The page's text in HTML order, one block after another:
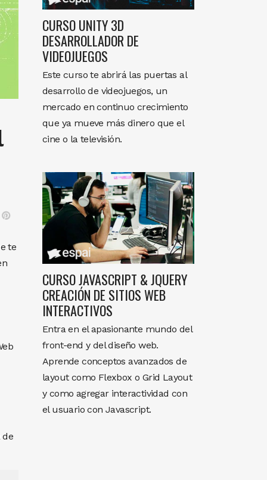
te
de
CURSO UNITY 3D
DESARROLLADOR DE
VIDEOJUEGOS
Este curso te abrirá las puertas al
desarrollo de videojuegos, un
mercado en continuo crecimiento
que ya mueve más dinero que el
cine o la televisión.
CURSO JAVASCRIPT & JQUERY
CREACIÓN DE SITIOS WEB
INTERACTIVOS
Entra en el apasionante mundo del
front-end y del diseño web.
Aprende conceptos avanzados de
layout como Flexbox o Grid Layout
y como agregar interactividad con
el usuario con Javascript.